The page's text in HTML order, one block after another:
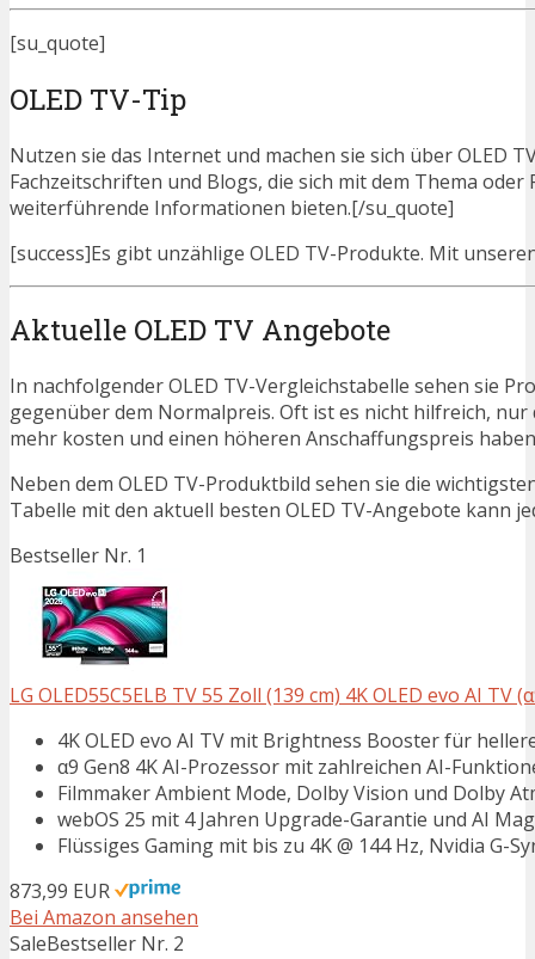
[su_quote]
OLED TV-Tip
Nutzen sie das Internet und machen sie sich über OLED
Fachzeitschriften und Blogs, die sich mit dem Thema
weiterführende Informationen bieten.[/su_quote]
[success]Es gibt unzählige OLED TV-Produkte. Mit
Aktuelle OLED TV Angebote
In nachfolgender OLED TV-Vergleichstabelle sehen sie
gegenüber dem Normalpreis. Oft ist es nicht hilfreich,
mehr kosten und einen höheren Anschaffungspreis
Neben dem OLED TV-Produktbild sehen sie die
Tabelle mit den aktuell besten OLED TV-Angebote kann
Bestseller Nr. 1
LG OLED55C5ELB TV 55 Zoll (139 cm) 4K OLED evo AI TV
4K OLED evo AI TV mit Brightness Booster für
α9 Gen8 4K AI-Prozessor mit zahlreichen AI-
Filmmaker Ambient Mode, Dolby Vision und Dolby
webOS 25 mit 4 Jahren Upgrade-Garantie und AI
Flüssiges Gaming mit bis zu 4K @ 144 Hz, Nvidia G-
873,99 EUR
Bei Amazon ansehen
SaleBestseller Nr. 2